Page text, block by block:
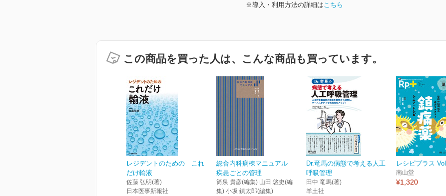
※導入・利用方法の詳細はこちら
この商品を買った人は、こんな商品も買っています。
レジデントのための これ
だけ輸液
佐藤 弘明(著)
日本医事新報社
総合内科病棟マニュアル
疾患ごとの管理
筒泉 貴彦(編集) 山田 悠史(編
集) 小坂 鎮太郎(編集)
Dr.竜馬の病態で考える人工
呼吸管理
田中 竜馬(著)
羊土社
レシピプラス
南山堂
¥1,320